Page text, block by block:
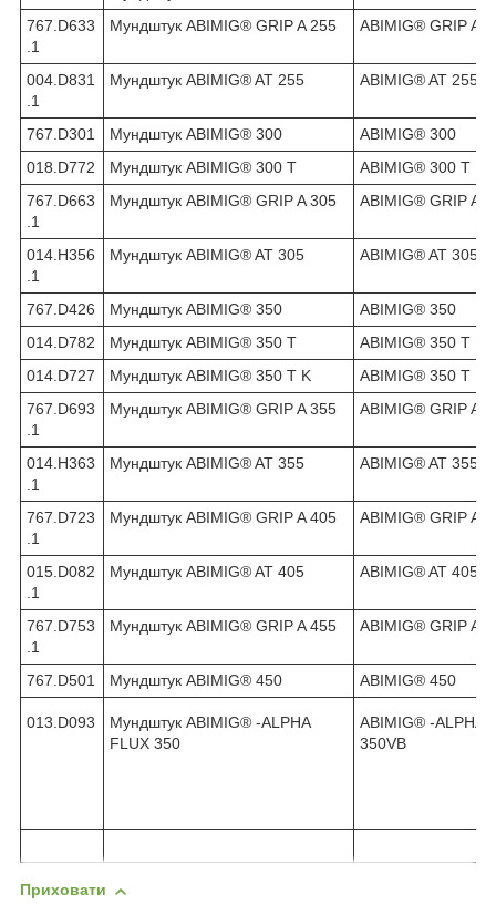
767.D633
.1
Мундштук ABIMIG® GRIP A 255 ABIMIG® GRIP A
004.D831
.1
Мундштук ABIMIG® AT 255 ABIMIG® AT 255
767.D301 Мундштук ABIMIG® 300
ABIMIG® 300
018.D772
Мундштук ABIMIG® 300 T
ABIMIG® 300 T
767.D663
.1
Мундштук ABIMIG® GRIP A 305 ABIMIG® GRIP A
014.H356
.1
Мундштук ABIMIG® AT 305 ABIMIG® AT 305
767.D426 Мундштук ABIMIG® 350
ABIMIG® 350
014.D782
Мундштук ABIMIG® 350 T
ABIMIG® 350 T
014.D727
Мундштук ABIMIG® 350 T K
ABIMIG® 350 T
767.D693
.1
Мундштук ABIMIG® GRIP A 355 ABIMIG® GRIP A
014.H363
.1
Мундштук ABIMIG® AT 355 ABIMIG® AT 355
767.D723
.1
Мундштук ABIMIG® GRIP A 405 ABIMIG® GRIP A
015.D082
.1
Мундштук ABIMIG® AT 405 ABIMIG® AT 405
767.D753
.1
Мундштук ABIMIG® GRIP A 455 ABIMIG® GRIP A
767.D501 Мундштук ABIMIG® 450 ABIMIG® 450
013.D093
Мундштук ABIMIG® -ALPHA
FLUX 350
ABIMIG® -ALPHA
350VB
Приховати